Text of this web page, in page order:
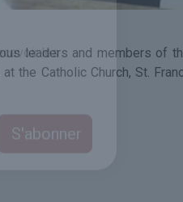
leaders and members of
the Catholic Church, St.